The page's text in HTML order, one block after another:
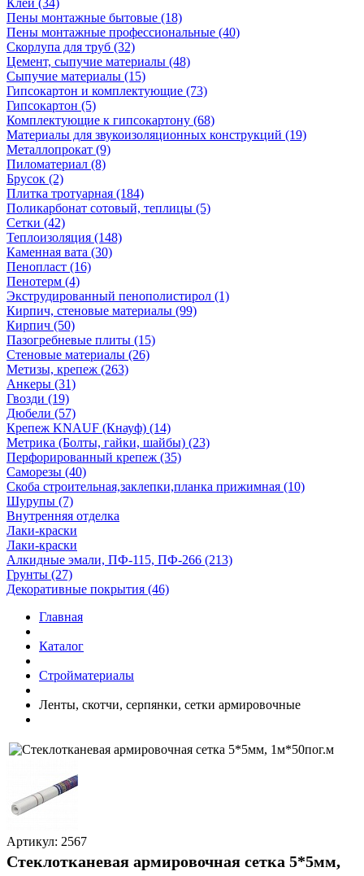
Клей (34)
Пены монтажные бытовые (18)
Пены монтажные профессиональные (40)
Скорлупа для труб (32)
Цемент, сыпучие материалы (48)
Сыпучие материалы (15)
Гипсокартон и комплектующие (73)
Гипсокартон (5)
Комплектующие к гипсокартону (68)
Материалы для звукоизоляционных конструкций (19)
Металлопрокат (9)
Пиломатериал (8)
Брусок (2)
Плитка тротуарная (184)
Поликарбонат сотовый, теплицы (5)
Сетки (42)
Теплоизоляция (148)
Каменная вата (30)
Пенопласт (16)
Пенотерм (4)
Экструдированный пенополистирол (1)
Кирпич, стеновые материалы (99)
Кирпич (50)
Пазогребневые плиты (15)
Стеновые материалы (26)
Метизы, крепеж (263)
Анкеры (31)
Гвозди (19)
Дюбели (57)
Крепеж KNAUF (Кнауф) (14)
Метрика (Болты, гайки, шайбы) (23)
Перфорированный крепеж (35)
Саморезы (40)
Скоба строительная,заклепки,планка прижимная (10)
Шурупы (7)
Внутренняя отделка
Лаки-краски
Лаки-краски
Алкидные эмали, ПФ-115, ПФ-266 (213)
Грунты (27)
Декоративные покрытия (46)
Главная
Каталог
Стройматериалы
Ленты, скотчи, серпянки, сетки армировочные
Артикул: 2567
Стеклотканевая армировочная сетка 5*5мм,